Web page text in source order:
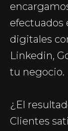
efectuados
digitales
Linkedin,
tu negocio.
¿El
Clientes